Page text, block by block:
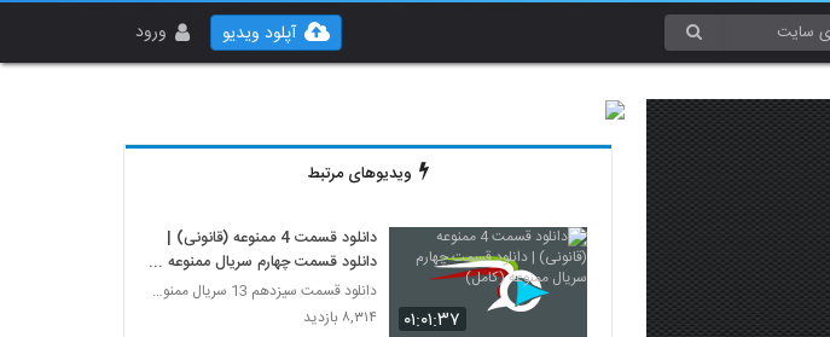
ورود آپلود ویدیو
ویدیوهای مرتبط
۰۱:۰۱:۳۷
دانلود قسمت 4 ممنوعه (قانونی) |
دانلود قسمت چهارم سریال ممنوعه
(کامل)
دانلود قسمت سیزدهم 13 سریال ممنوعه قانونی
۸,۳۱۴ بازدید